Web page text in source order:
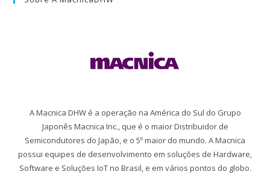
A Macnica DHW é a operação na América do Sul do Grupo
Japonês Macnica Inc., que é o maior Distribuidor de
Semicondutores do Japão, e o 5º maior do mundo. A Macnica
possui equipes de desenvolvimento em soluções de Hardware,
Software e Soluções IoT no Brasil, e em vários pontos do globo.